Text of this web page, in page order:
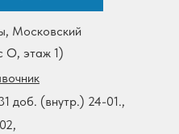
Московский
О, этаж 1)
доб. (внутр.) 24-01.,